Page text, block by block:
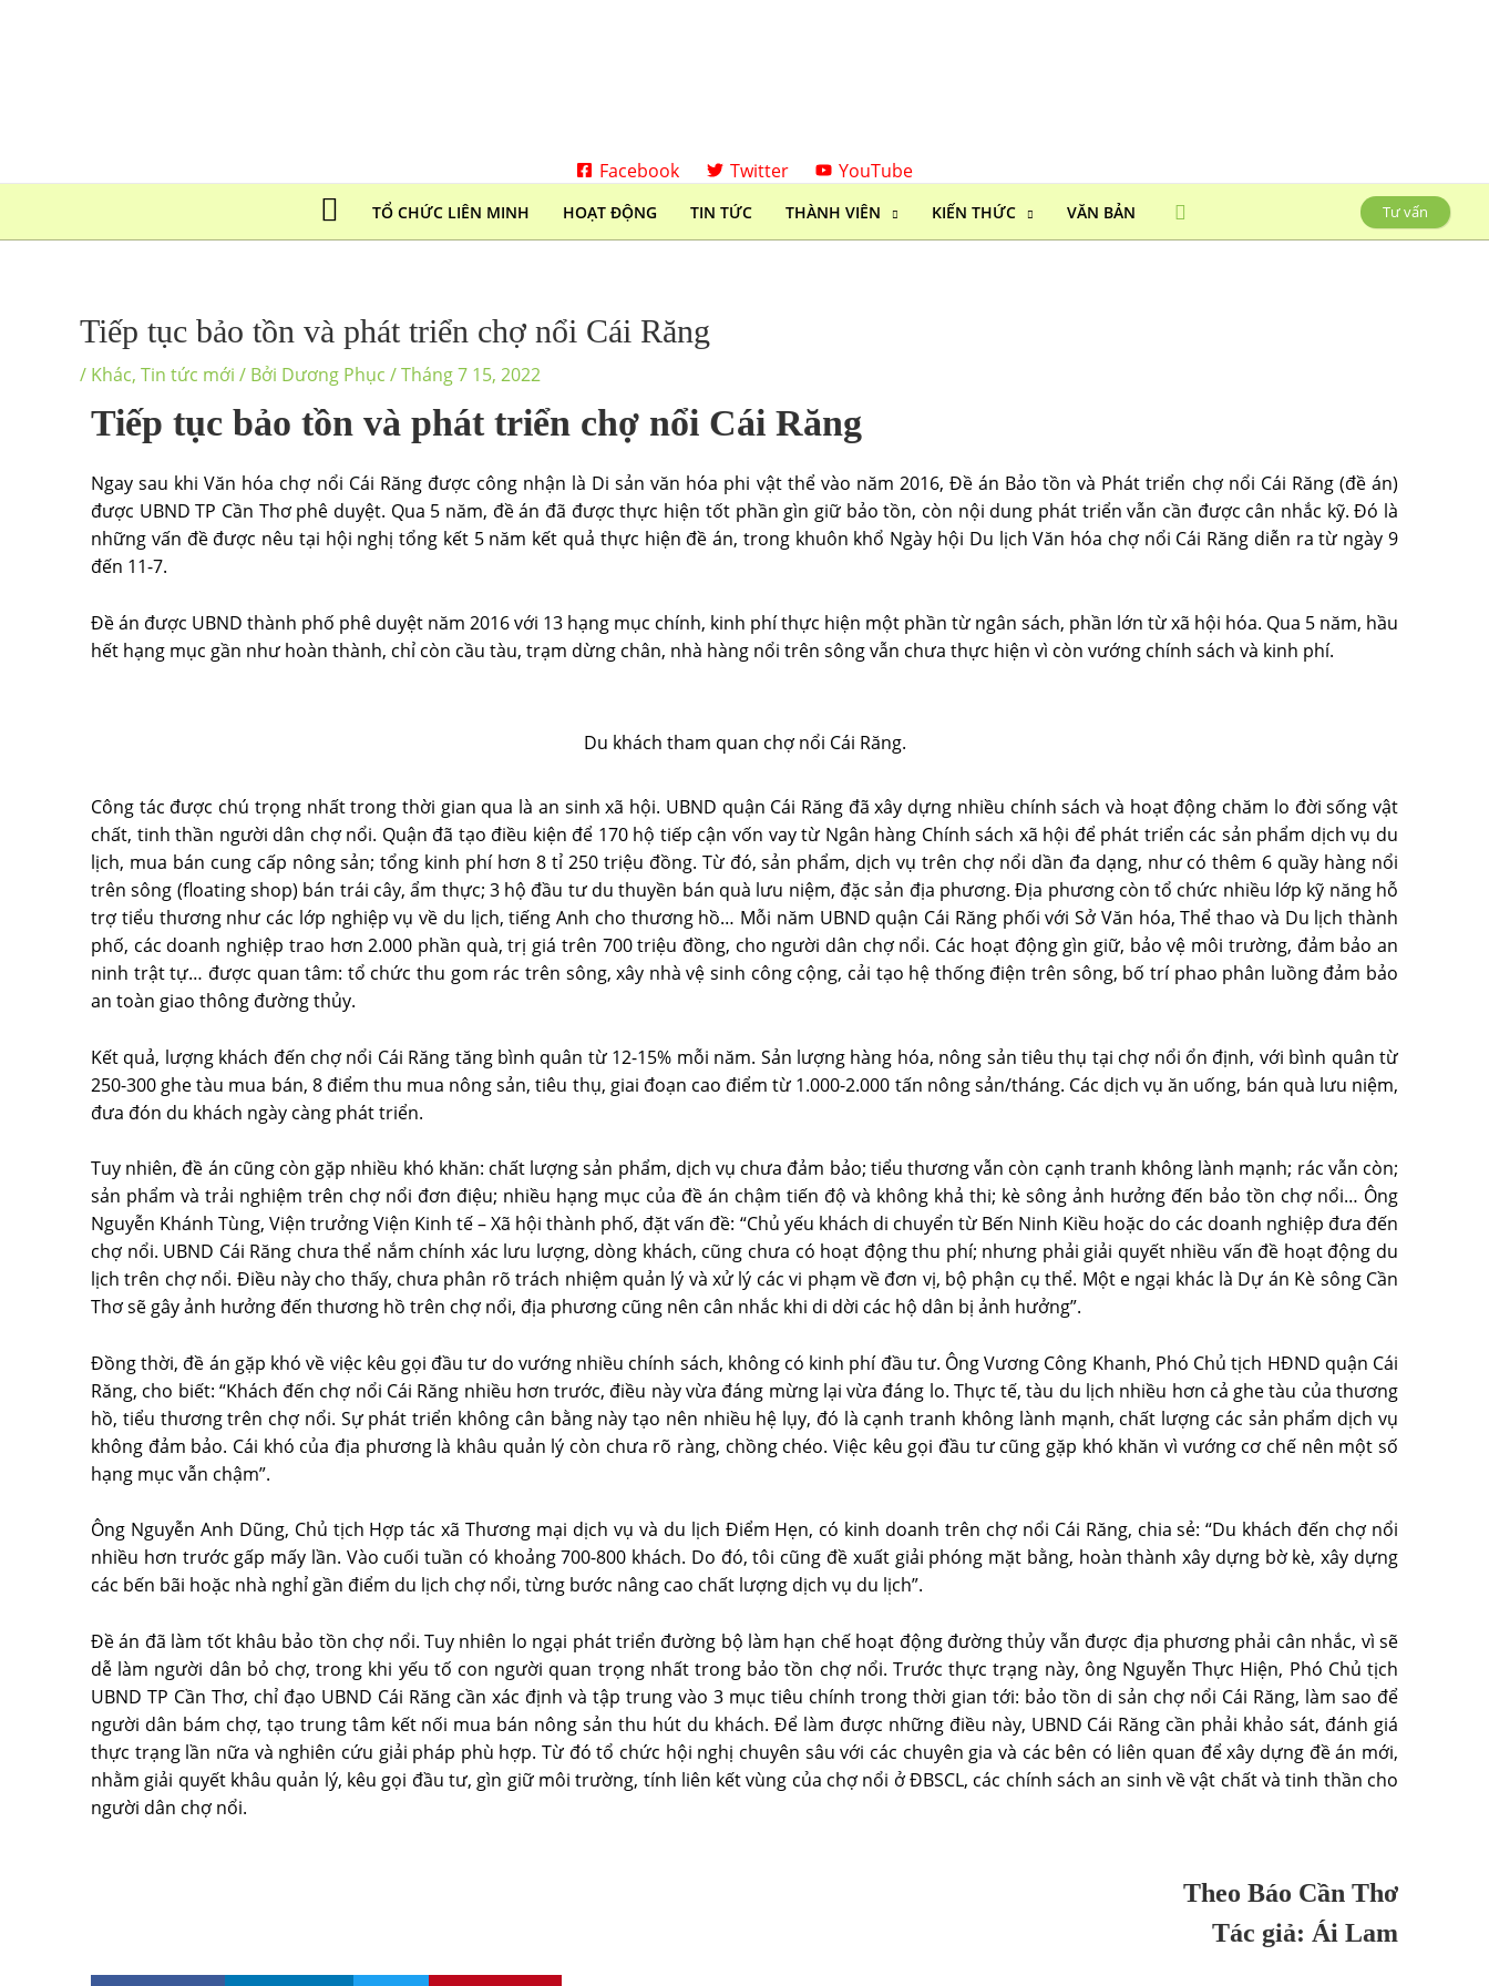
Facebook Twitter YouTube
TỔ CHỨC LIÊN MINH HOẠT ĐỘNG TIN TỨC THÀNH VIÊN KIẾN THỨC VĂN BẢN Tư vấn
Tiếp tục bảo tồn và phát triển chợ nổi Cái Răng
/ Khác, Tin tức mới / Bởi Dương Phục /Tháng 7 15, 2022
Tiếp tục bảo tồn và phát triển chợ nổi Cái Răng
Ngay sau khi Văn hóa chợ nổi Cái Răng được công nhận là Di sản văn hóa phi vật thể vào năm 2016, Ðề án Bảo tồn và Phát triển chợ nổi Cái Răng (đề án)
được UBND TP Cần Thơ phê duyệt. Qua 5 năm, đề án đã được thực hiện tốt phần gìn giữ bảo tồn, còn nội dung phát triển vẫn cần được cân nhắc kỹ. Ðó là
những vấn đề được nêu tại hội nghị tổng kết 5 năm kết quả thực hiện đề án, trong khuôn khổ Ngày hội Du lịch Văn hóa chợ nổi Cái Răng diễn ra từ ngày 9
đến 11-7.
Ðề án được UBND thành phố phê duyệt năm 2016 với 13 hạng mục chính, kinh phí thực hiện một phần từ ngân sách, phần lớn từ xã hội hóa. Qua 5 năm, hầu
hết hạng mục gần như hoàn thành, chỉ còn cầu tàu, trạm dừng chân, nhà hàng nổi trên sông vẫn chưa thực hiện vì còn vướng chính sách và kinh phí.
Du khách tham quan chợ nổi Cái Răng.
Công tác được chú trọng nhất trong thời gian qua là an sinh xã hội. UBND quận Cái Răng đã xây dựng nhiều chính sách và hoạt động chăm lo đời sống vật
chất, tinh thần người dân chợ nổi. Quận đã tạo điều kiện để 170 hộ tiếp cận vốn vay từ Ngân hàng Chính sách xã hội để phát triển các sản phẩm dịch vụ du
lịch, mua bán cung cấp nông sản; tổng kinh phí hơn 8 tỉ 250 triệu đồng. Từ đó, sản phẩm, dịch vụ trên chợ nổi dần đa dạng, như có thêm 6 quầy hàng nổi
trên sông (floating shop) bán trái cây, ẩm thực; 3 hộ đầu tư du thuyền bán quà lưu niệm, đặc sản địa phương. Ðịa phương còn tổ chức nhiều lớp kỹ năng hỗ
trợ tiểu thương như các lớp nghiệp vụ về du lịch, tiếng Anh cho thương hồ… Mỗi năm UBND quận Cái Răng phối với Sở Văn hóa, Thể thao và Du lịch thành
phố, các doanh nghiệp trao hơn 2.000 phần quà, trị giá trên 700 triệu đồng, cho người dân chợ nổi. Các hoạt động gìn giữ, bảo vệ môi trường, đảm bảo an
ninh trật tự… được quan tâm: tổ chức thu gom rác trên sông, xây nhà vệ sinh công cộng, cải tạo hệ thống điện trên sông, bố trí phao phân luồng đảm bảo
an toàn giao thông đường thủy.
Kết quả, lượng khách đến chợ nổi Cái Răng tăng bình quân từ 12-15% mỗi năm. Sản lượng hàng hóa, nông sản tiêu thụ tại chợ nổi ổn định, với bình quân từ
250-300 ghe tàu mua bán, 8 điểm thu mua nông sản, tiêu thụ, giai đoạn cao điểm từ 1.000-2.000 tấn nông sản/tháng. Các dịch vụ ăn uống, bán quà lưu niệm,
đưa đón du khách ngày càng phát triển.
Tuy nhiên, đề án cũng còn gặp nhiều khó khăn: chất lượng sản phẩm, dịch vụ chưa đảm bảo; tiểu thương vẫn còn cạnh tranh không lành mạnh; rác vẫn còn;
sản phẩm và trải nghiệm trên chợ nổi đơn điệu; nhiều hạng mục của đề án chậm tiến độ và không khả thi; kè sông ảnh hưởng đến bảo tồn chợ nổi… Ông
Nguyễn Khánh Tùng, Viện trưởng Viện Kinh tế – Xã hội thành phố, đặt vấn đề: “Chủ yếu khách di chuyển từ Bến Ninh Kiều hoặc do các doanh nghiệp đưa đến
chợ nổi. UBND Cái Răng chưa thể nắm chính xác lưu lượng, dòng khách, cũng chưa có hoạt động thu phí; nhưng phải giải quyết nhiều vấn đề hoạt động du
lịch trên chợ nổi. Ðiều này cho thấy, chưa phân rõ trách nhiệm quản lý và xử lý các vi phạm về đơn vị, bộ phận cụ thể. Một e ngại khác là Dự án Kè sông Cần
Thơ sẽ gây ảnh hưởng đến thương hồ trên chợ nổi, địa phương cũng nên cân nhắc khi di dời các hộ dân bị ảnh hưởng”.
Ðồng thời, đề án gặp khó về việc kêu gọi đầu tư do vướng nhiều chính sách, không có kinh phí đầu tư. Ông Vương Công Khanh, Phó Chủ tịch HÐND quận Cái
Răng, cho biết: “Khách đến chợ nổi Cái Răng nhiều hơn trước, điều này vừa đáng mừng lại vừa đáng lo. Thực tế, tàu du lịch nhiều hơn cả ghe tàu của thương
hồ, tiểu thương trên chợ nổi. Sự phát triển không cân bằng này tạo nên nhiều hệ lụy, đó là cạnh tranh không lành mạnh, chất lượng các sản phẩm dịch vụ
không đảm bảo. Cái khó của địa phương là khâu quản lý còn chưa rõ ràng, chồng chéo. Việc kêu gọi đầu tư cũng gặp khó khăn vì vướng cơ chế nên một số
hạng mục vẫn chậm”.
Ông Nguyễn Anh Dũng, Chủ tịch Hợp tác xã Thương mại dịch vụ và du lịch Ðiểm Hẹn, có kinh doanh trên chợ nổi Cái Răng, chia sẻ: “Du khách đến chợ nổi
nhiều hơn trước gấp mấy lần. Vào cuối tuần có khoảng 700-800 khách. Do đó, tôi cũng đề xuất giải phóng mặt bằng, hoàn thành xây dựng bờ kè, xây dựng
các bến bãi hoặc nhà nghỉ gần điểm du lịch chợ nổi, từng bước nâng cao chất lượng dịch vụ du lịch”.
Ðề án đã làm tốt khâu bảo tồn chợ nổi. Tuy nhiên lo ngại phát triển đường bộ làm hạn chế hoạt động đường thủy vẫn được địa phương phải cân nhắc, vì sẽ
dễ làm người dân bỏ chợ, trong khi yếu tố con người quan trọng nhất trong bảo tồn chợ nổi. Trước thực trạng này, ông Nguyễn Thực Hiện, Phó Chủ tịch
UBND TP Cần Thơ, chỉ đạo UBND Cái Răng cần xác định và tập trung vào 3 mục tiêu chính trong thời gian tới: bảo tồn di sản chợ nổi Cái Răng, làm sao để
người dân bám chợ, tạo trung tâm kết nối mua bán nông sản thu hút du khách. Ðể làm được những điều này, UBND Cái Răng cần phải khảo sát, đánh giá
thực trạng lần nữa và nghiên cứu giải pháp phù hợp. Từ đó tổ chức hội nghị chuyên sâu với các chuyên gia và các bên có liên quan để xây dựng đề án mới,
nhằm giải quyết khâu quản lý, kêu gọi đầu tư, gìn giữ môi trường, tính liên kết vùng của chợ nổi ở ÐBSCL, các chính sách an sinh về vật chất và tinh thần cho
người dân chợ nổi.
Theo Báo Cần Thơ
Tác giả: Ái Lam